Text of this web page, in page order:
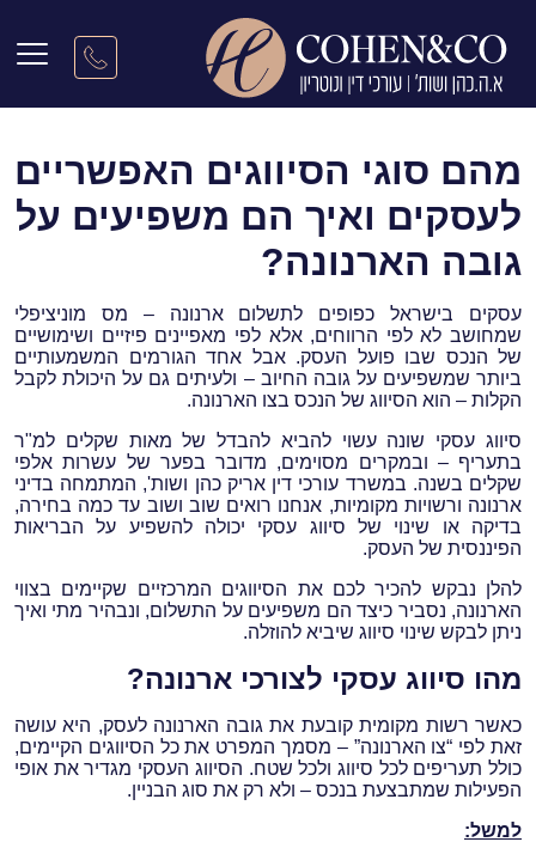
דף הבית |מאמרים|
מהם סוגי הסיווגים האפשריים לעסקים ואיך הם משפיעים
על גובה הארנונה?
מהם סוגי הסיווגים האפשריים
לעסקים ואיך הם משפיעים על
גובה הארנונה?
עסקים בישראל כפופים לתשלום ארנונה – מס מוניציפלי
שמחושב לא לפי הרווחים, אלא לפי מאפיינים פיזיים ושימושיים
של הנכס שבו פועל העסק. אבל אחד הגורמים המשמעותיים
ביותר שמשפיעים על גובה החיוב – ולעיתים גם על היכולת לקבל
הקלות – הוא הסיווג של הנכס בצו הארנונה.
סיווג עסקי שונה עשוי להביא להבדל של מאות שקלים למ"ר
בתעריף – ובמקרים מסוימים, מדובר בפער של עשרות אלפי
שקלים בשנה. במשרד עורכי דין אריק כהן ושות', המתמחה בדיני
ארנונה ורשויות מקומיות, אנחנו רואים שוב ושוב עד כמה בחירה,
בדיקה או שינוי של סיווג עסקי יכולה להשפיע על הבריאות
הפיננסית של העסק.
להלן נבקש להכיר לכם את הסיווגים המרכזיים שקיימים בצווי
הארנונה, נסביר כיצד הם משפיעים על התשלום, ונבהיר מתי ואיך
ניתן לבקש שינוי סיווג שיביא להוזלה.
מהו סיווג עסקי לצורכי ארנונה?
כאשר רשות מקומית קובעת את גובה הארנונה לעסק, היא עושה
זאת לפי “צו הארנונה” – מסמך המפרט את כל הסיווגים הקיימים,
כולל תעריפים לכל סיווג ולכל שטח. הסיווג העסקי מגדיר את אופי
הפעילות שמתבצעת בנכס – ולא רק את סוג הבניין.
למשל: